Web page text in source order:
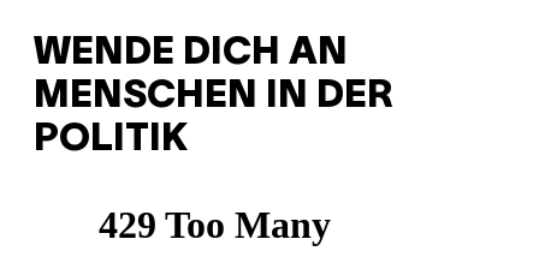
WENDE DICH AN
MENSCHEN IN DER
POLITIK